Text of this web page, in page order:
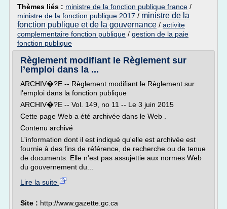
Thèmes liés : ministre de la fonction publique france /
ministre de la fonction publique 2017 / ministre de la
fonction publique et de la gouvernance / activite
complementaire fonction publique / gestion de la paie
fonction publique
Règlement modifiant le Règlement sur
l’emploi dans la ...
ARCHIV�?E -- Règlement modifiant le Règlement sur
l'emploi dans la fonction publique
ARCHIV�?E -- Vol. 149, no 11 -- Le 3 juin 2015
Cette page Web a été archivée dans le Web .
Contenu archivé
L'information dont il est indiqué qu'elle est archivée est
fournie à des fins de référence, de recherche ou de tenue
de documents. Elle n'est pas assujettie aux normes Web
du gouvernement du...
Lire la suite
Site : http://www.gazette.gc.ca